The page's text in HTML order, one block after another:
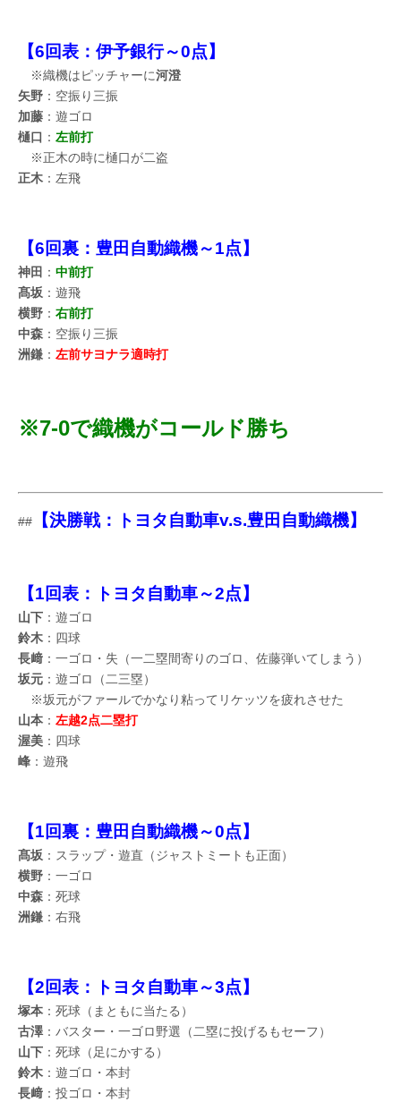
【6回表：伊予銀行～0点】
※織機はピッチャーに河澄
矢野 ：空振り三振
加藤 ：遊ゴロ
樋口 ： 左前打
※正木の時に樋口が二盗
正木 ：左飛
【6回裏：豊田自動織機～1点】
神田 ： 中前打
髙坂 ：遊飛
横野 ： 右前打
中森 ：空振り三振
洲鎌 ： 左前サヨナラ適時打
※7-0で織機がコールド勝ち
## 【決勝戦：トヨタ自動車v.s.豊田自動織機】
【1回表：トヨタ自動車～2点】
山下 ：遊ゴロ
鈴木 ：四球
長﨑 ：一ゴロ・失（一二塁間寄りのゴロ、佐藤弾いてしまう）
坂元 ：遊ゴロ（二三塁）
※坂元がファールでかなり粘ってリケッツを疲れさせた
山本 ： 左越2点二塁打
渥美 ：四球
峰 ：遊飛
【1回裏：豊田自動織機～0点】
髙坂 ：スラップ・遊直（ジャストミートも正面）
横野 ：一ゴロ
中森 ：死球
洲鎌 ：右飛
【2回表：トヨタ自動車～3点】
塚本 ：死球（まともに当たる）
古澤 ：バスター・一ゴロ野選（二塁に投げるもセーフ）
山下 ：死球（足にかする）
鈴木 ：遊ゴロ・本封
長﨑 ：投ゴロ・本封